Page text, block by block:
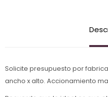
Solicite presupuesto por
ancho x alto. Accionamiento